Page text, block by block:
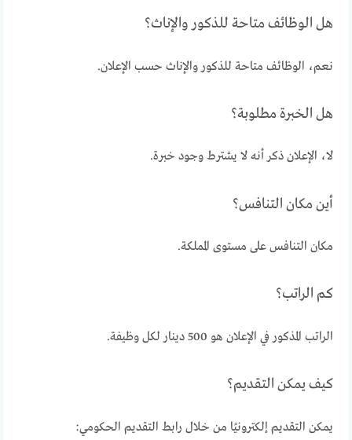
هل الوظائف متاحة للذكور والإناث؟
نعم، الوظائف متاحة للذكور والإناث حسب الإعلان.
هل الخبرة مطلوبة؟
لا، الإعلان ذكر أنه لا يشترط وجود خبرة.
أين مكان التنافس؟
مكان التنافس على مستوى المملكة.
كم الراتب؟
الراتب المذكور في الإعلان هو 500 دينار لكل وظيفة.
كيف يمكن التقديم؟
يمكن التقديم إلكترونيًا من خلال رابط التقديم الحكومي: